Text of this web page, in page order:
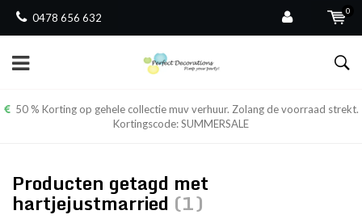
0478 656 632
0
50 % Korting op gehele collectie muv verhuur. Zolang de voorraad strekt.
Kortingscode: SUMMERSALE
Producten getagd met
hartjejustmarried (1)